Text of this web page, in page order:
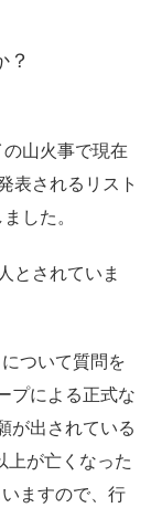
？
山火事で現在
表されるリスト
した。
とされていま
ついて質問を
プによる正式な
が出されている
上が亡くなった
ますので、行